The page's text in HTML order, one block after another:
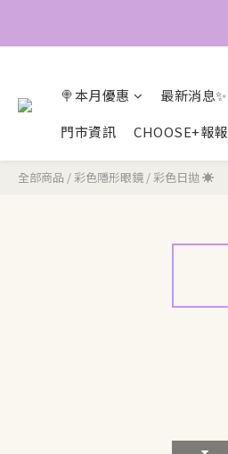
🍭本月優惠 最新消息✨
門市資訊
CHOOSE+報報
全部商品 / 彩色隱形眼鏡 / 彩色日拋 ☀️